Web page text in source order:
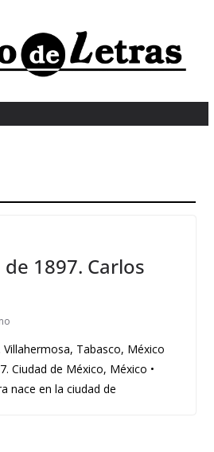
1897. Carlos
Tabasco, México
Ciudad de México, México •
nace en la ciudad de